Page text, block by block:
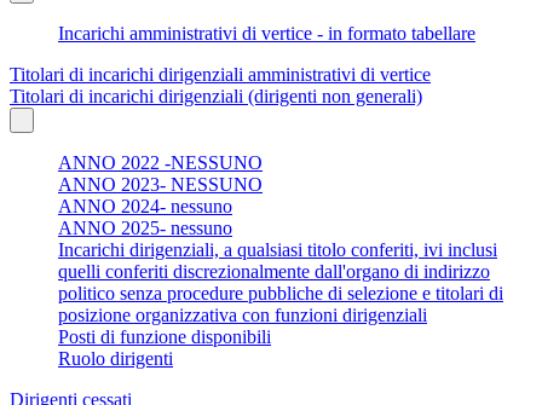
Incarichi amministrativi di vertice - in formato tabellare
Titolari di incarichi dirigenziali amministrativi di vertice
Titolari di incarichi dirigenziali (dirigenti non generali)
ANNO 2022 -NESSUNO
ANNO 2023- NESSUNO
ANNO 2024- nessuno
ANNO 2025- nessuno
Incarichi dirigenziali, a qualsiasi titolo conferiti, ivi inclusi
quelli conferiti discrezionalmente dall'organo di indirizzo
politico senza procedure pubbliche di selezione e titolari di
posizione organizzativa con funzioni dirigenziali
Posti di funzione disponibili
Ruolo dirigenti
Dirigenti cessati